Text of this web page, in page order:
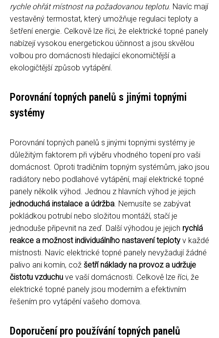
rychle ohřát místnost na požadovanou teplotu. Navíc mají
vestavěný termostat, který umožňuje regulaci teploty a
šetření energie. Celkově lze říci, že elektrické topné panely
nabízejí vysokou energetickou účinnost a jsou skvělou
volbou pro domácnosti hledající ekonomičtější a
ekologičtější způsob vytápění.
Porovnání topných panelů s jinými topnými
systémy
Porovnání topných panelů s jinými topnými systémy je
důležitým faktorem při výběru vhodného topení pro vaši
domácnost. Oproti tradičním topným systémům, jako jsou
radiátory nebo podlahové vytápění, mají elektrické topné
panely několik výhod. Jednou z hlavních výhod je jejich
jednoduchá instalace a údržba. Nemusíte se zabývat
pokládkou potrubí nebo složitou montáží, stačí je
jednoduše připevnit na zeď. Další výhodou je jejich rychlá
reakce a možnost individuálního nastavení teploty v každé
místnosti. Navíc elektrické topné panely nevyžadují žádné
palivo ani komín, což šetří náklady na provoz a udržuje
čistotu vzduchu ve vaší domácnosti. Celkově lze říci, že
elektrické topné panely jsou moderním a efektivním
řešením pro vytápění vašeho domova.
Doporučení pro používání topných panelů